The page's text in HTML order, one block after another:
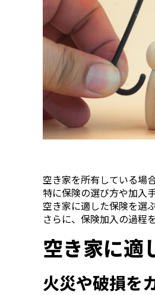
空き家を所有している場
特に保険の選び方や加入
空き家に適した保険を選
さらに、保険加入の過程
空き家に適
火災や破損を